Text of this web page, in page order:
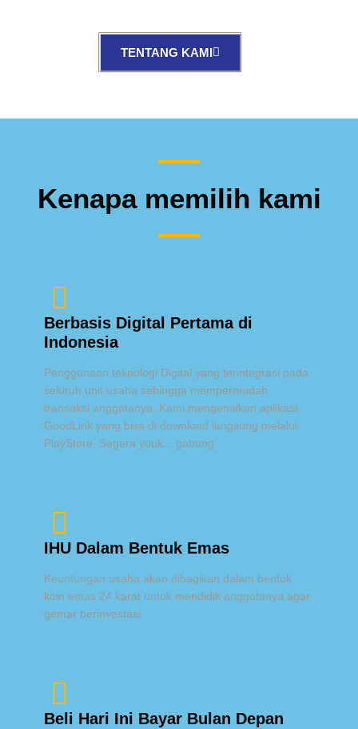
TENTANG KAMI
Kenapa memilih kami
Berbasis Digital Pertama di
Indonesia
Penggunaan teknologi Digital yang terintegrasi pada
seluruh unit usaha sehingga mempermudah
transaksi anggotanya. Kami mengenalkan aplikasi
GoodLink yang bisa di download langsung melalui
PlayStore. Segera yuuk... gabung
IHU Dalam Bentuk Emas
Keuntungan usaha akan dibagikan dalam bentuk
koin emas 24 karat untuk mendidik anggotanya agar
gemar berinvestasi
Beli Hari Ini Bayar Bulan Depan